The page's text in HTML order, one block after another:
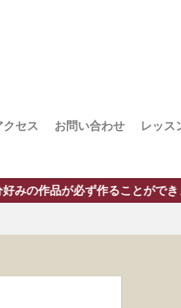
セス お問い合わせ レッス
ます。講師や仲間と一緒に楽